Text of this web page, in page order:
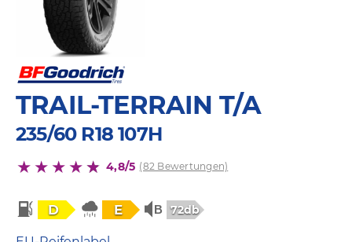
TRAIL-TERRAIN T/A
235/60 R18 107H
4,8/5 (82 Bewertungen)
D E 72db